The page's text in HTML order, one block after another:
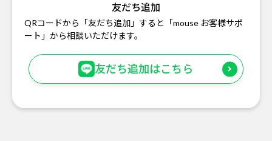
友だち追加
QRコードから「友だち追加」すると「mouse お客様サポ
ート」から相談いただけます。
友だち追加はこちら